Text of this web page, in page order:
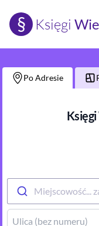
§ Księgi
Po Adresie
Miejscowość...